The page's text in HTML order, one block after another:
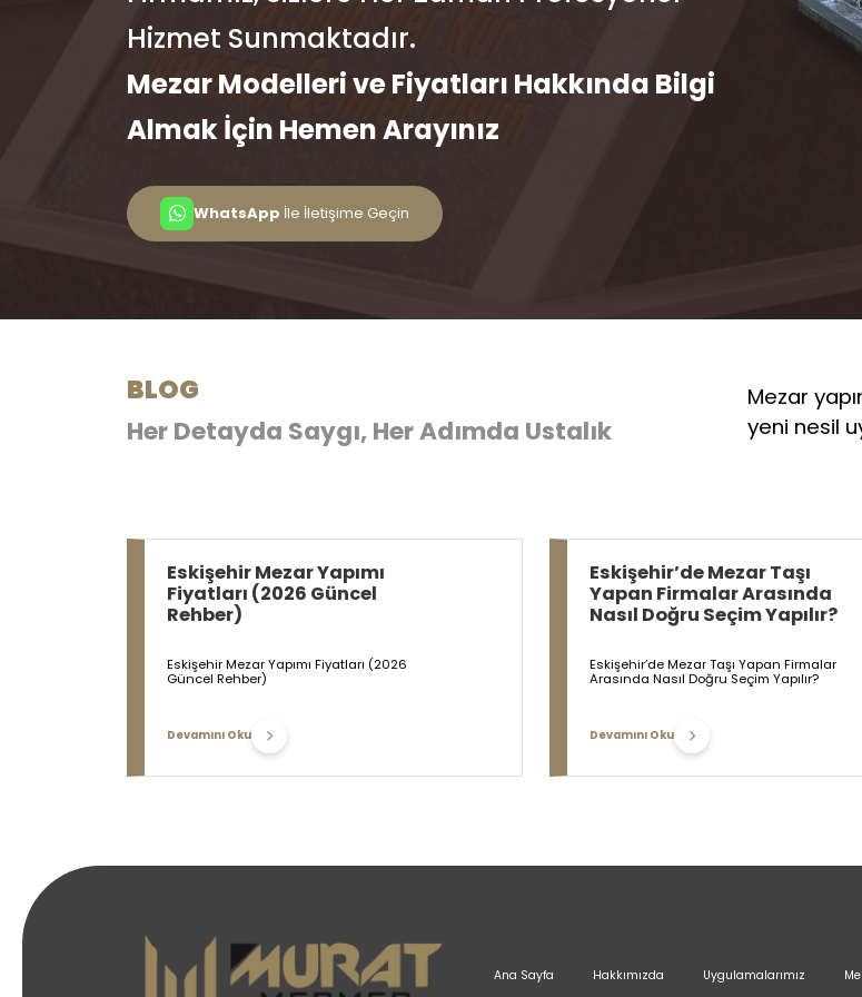
Hizmet Sunmaktadır.
Mezar Modelleri ve Fiyatları Hakkında Bilgi
Almak İçin Hemen Arayınız
WhatsApp İle İletişime Geçin
BLOG
Her Detayda Saygı, Her Adımda Ustalık
Mezar
yeni nesil
Eskişehir Mezar Yapımı
Fiyatları (2026 Güncel
Rehber)
Eskişehir Mezar Yapımı Fiyatları (2026
Güncel Rehber)
Devamını Oku
Eskişehir’de Mezar Taşı
Yapan Firmalar Arasında
Nasıl Doğru Seçim Yapılır?
Eskişehir’de Mezar Taşı Yapan Firmalar
Arasında Nasıl Doğru Seçim Yapılır?
Devamını Oku
Ana Sayfa Hakkımızda Uygulamalarımız